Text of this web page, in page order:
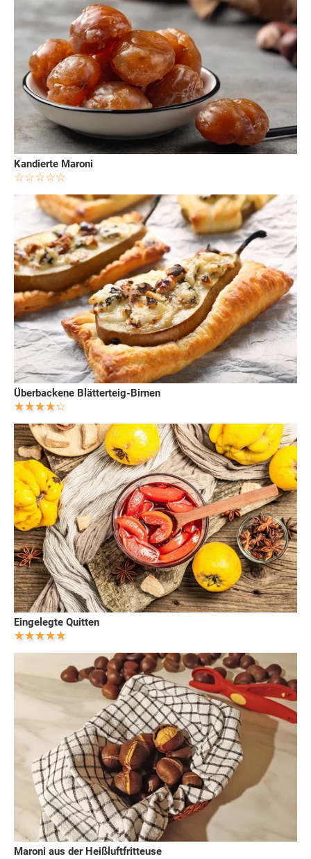
Kandierte Maroni
Überbackene Blätterteig-Birnen
Eingelegte Quitten
Maroni aus der Heißluftfritteuse